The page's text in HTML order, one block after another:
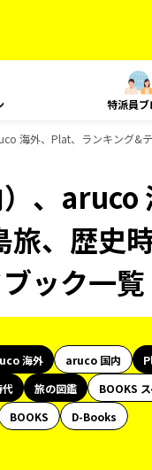
特派員ブ
海外、Plat、ランキング&
、aruco
、歴史
ック一覧
海外 aruco 国内
代 旅の図鑑
BOOKS
BOOKS
D-Books